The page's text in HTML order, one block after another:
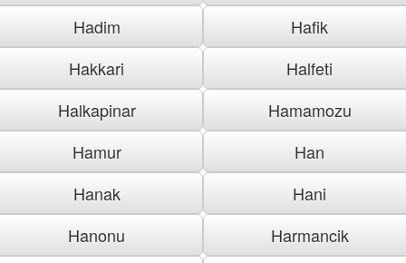
Hadim
Hafik
Hakkari
Halfeti
Halkapinar
Hamamozu
Hamur
Han
Hanak
Hani
Hanonu
Harmancik